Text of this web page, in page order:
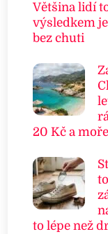
Většina lidí
výsledkem
bez chuti
20 Kč a
to lépe než